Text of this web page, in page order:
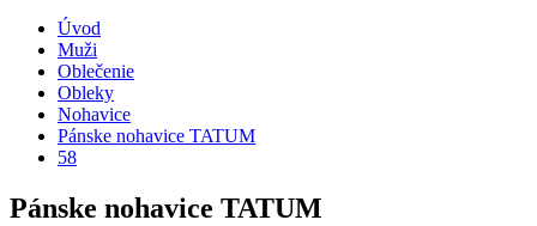
Úvod
Muži
Oblečenie
Obleky
Nohavice
Pánske nohavice TATUM
58
Pánske nohavice TATUM